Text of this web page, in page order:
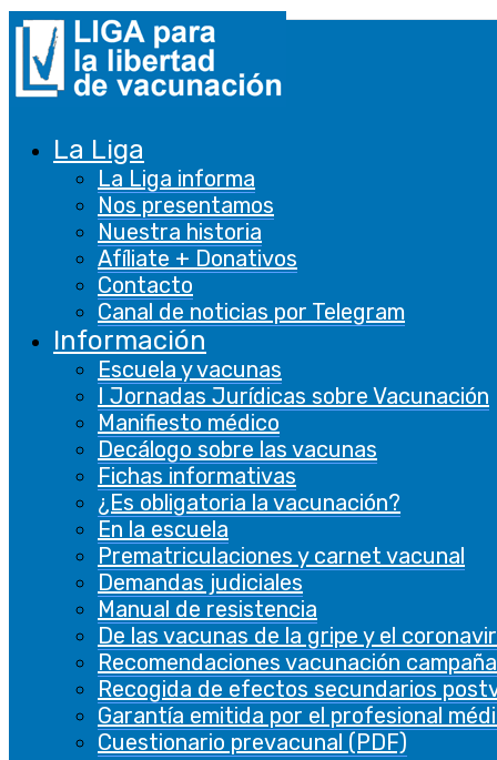
La Liga
La Liga informa
Nos presentamos
Nuestra historia
Afíliate + Donativos
Contacto
Canal de noticias por Telegram
Información
Escuela y vacunas
I Jornadas Jurídicas sobre Vacunación
Manifiesto médico
Decálogo sobre las vacunas
Fichas informativas
¿Es obligatoria la vacunación?
En la escuela
Prematriculaciones y carnet vacunal
Demandas judiciales
Manual de resistencia
De las vacunas de la gripe y el
Recomendaciones vacunación
Recogida de efectos secundarios
Garantía emitida por el profesional
Cuestionario prevacunal (PDF)
Funcional
Funcional
Las cookies funcionales ayudan a realizar
contenido del sitio web en plataformas de
redes sociales, recopilar comentarios y otras
características de terceros.
De rendimiento
De rendimiento
Las cookies de rendimiento se utilizan para
comprender y analizar los índices de
rendimiento clave del sitio web, lo que ayuda a
brindar una mejor experiencia de usuario a los
visitantes.
Analíticas
Analíticas
Las cookies analíticas se utilizan para
comprender cómo los visitantes interactúan
con el sitio web. Estas cookies ayudan a
proporcionar información sobre métricas, el
número de visitantes, la tasa de rebote, la
fuente de tráfico, etc.